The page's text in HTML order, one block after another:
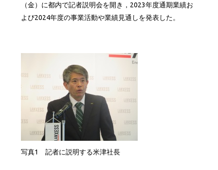
（金）に都内で記者説明会を開き，2023年度通期業績お
よび2024年度の事業活動や業績見通しを発表した。
写真1 記者に説明する米津社長